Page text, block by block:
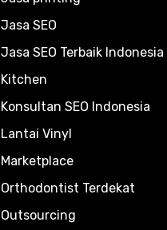
Jasa SEO
Jasa SEO Terbaik Indonesia
Kitchen
Konsultan SEO Indonesia
Lantai Vinyl
Marketplace
Orthodontist Terdekat
Outsourcing